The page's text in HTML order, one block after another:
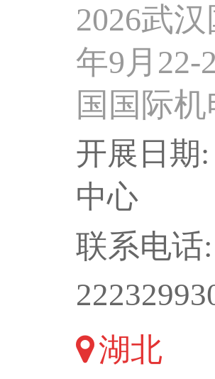
2026武
年9月22-
国国际
产业优
务部重
行（湖
游产品
器人到
业链研
开展日期
中心
联系电话
湖北